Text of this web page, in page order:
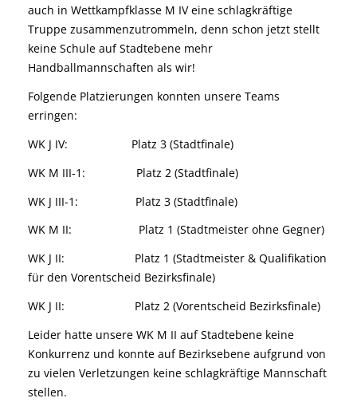
auch in Wettkampfklasse M IV eine schlagkräftige
Truppe zusammenzutrommeln, denn schon jetzt stellt
keine Schule auf Stadtebene mehr
Handballmannschaften als wir!
Folgende Platzierungen konnten unsere Teams
erringen:
WK J IV: Platz 3 (Stadtfinale)
WK M III-1: Platz 2 (Stadtfinale)
WK J III-1: Platz 3 (Stadtfinale)
WK M II: Platz 1 (Stadtmeister ohne Gegner)
WK J II: Platz 1 (Stadtmeister & Qualifikation
für den Vorentscheid Bezirksfinale)
WK J II: Platz 2 (Vorentscheid Bezirksfinale)
Leider hatte unsere WK M II auf Stadtebene keine
Konkurrenz und konnte auf Bezirksebene aufgrund von
zu vielen Verletzungen keine schlagkräftige Mannschaft
stellen.